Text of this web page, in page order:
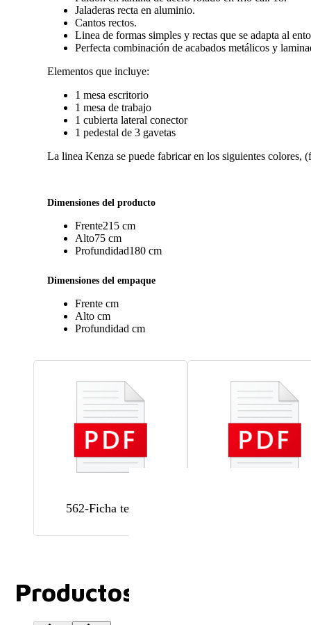
Jaladeras recta en aluminio.
Cantos rectos.
Linea de formas simples y rectas que se adapta al
Perfecta combinación de acabados metálicos y
Elementos que incluye:
1 mesa escritorio
1 mesa de trabajo
1 cubierta lateral conector
1 pedestal de 3 gavetas
La linea Kenza se puede fabricar en los siguientes
Dimensiones del producto
Frente215 cm
Alto75 cm
Profundidad180 cm
Dimensiones del empaque
Frente cm
Alto cm
Profundidad cm
562-Ficha tecnica
Productos Relacionados